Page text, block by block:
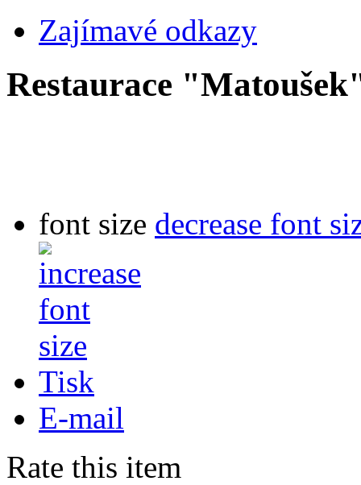
Zajímavé odkazy
Restaurace
font size decrease font
Tisk
E-mail
Rate this item